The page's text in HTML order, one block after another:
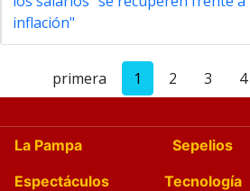
inflación"
primera 1 2 3 4
La Pampa Sepelios
Espectáculos
Tecnología